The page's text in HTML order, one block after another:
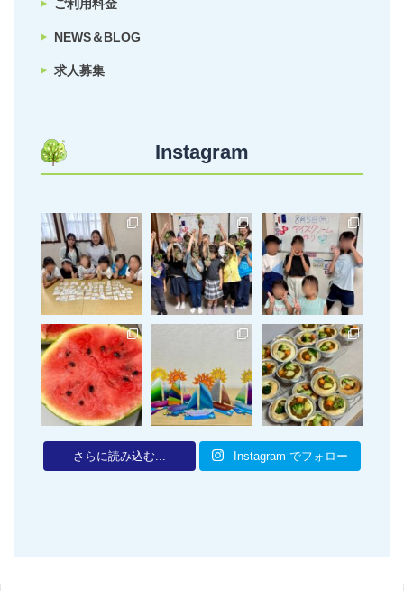
ご利用料金
NEWS＆BLOG
求人募集
Instagram
さらに読み込む... Instagram でフォロー